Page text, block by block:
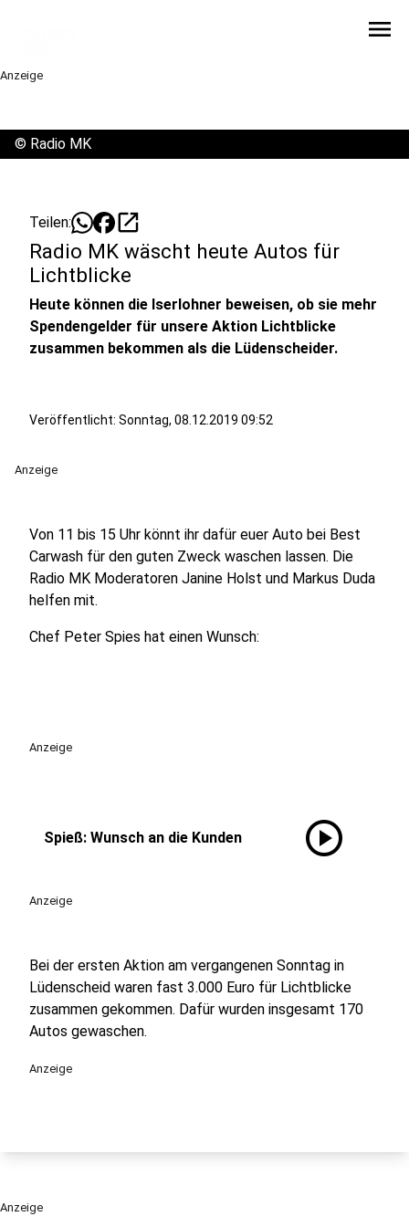
menu
Anzeige
© Radio MK
Teilen: open_in_new
Radio MK wäscht heute Autos für
Lichtblicke
Heute können die Iserlohner beweisen, ob sie mehr
Spendengelder für unsere Aktion Lichtblicke
zusammen bekommen als die Lüdenscheider.
Veröffentlicht: Sonntag, 08.12.2019 09:52
Anzeige
Von 11 bis 15 Uhr könnt ihr dafür euer Auto bei Best
Carwash für den guten Zweck waschen lassen. Die
Radio MK Moderatoren Janine Holst und Markus Duda
helfen mit.
Chef Peter Spies hat einen Wunsch:
Anzeige
Spieß: Wunsch an die Kunden play_circle
Anzeige
Bei der ersten Aktion am vergangenen Sonntag in
Lüdenscheid waren fast 3.000 Euro für Lichtblicke
zusammen gekommen. Dafür wurden insgesamt 170
Autos gewaschen.
Anzeige
Anzeige